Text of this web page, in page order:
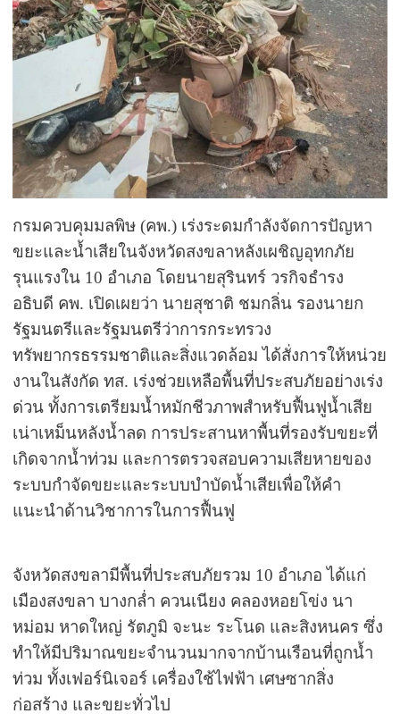
กรมควบคุมมลพิษ (คพ.) เร่งระดมกำลังจัดการปัญหา
ขยะและน้ำเสียในจังหวัดสงขลาหลังเผชิญอุทกภัย
รุนแรงใน 10 อำเภอ โดยนายสุรินทร์ วรกิจธำรง
อธิบดี คพ. เปิดเผยว่า นายสุชาติ ชมกลิ่น รองนายก
รัฐมนตรีและรัฐมนตรีว่าการกระทรวง
ทรัพยากรธรรมชาติและสิ่งแวดล้อม ได้สั่งการให้หน่วย
งานในสังกัด ทส. เร่งช่วยเหลือพื้นที่ประสบภัยอย่างเร่ง
ด่วน ทั้งการเตรียมน้ำหมักชีวภาพสำหรับฟื้นฟูน้ำเสีย
เน่าเหม็นหลังน้ำลด การประสานหาพื้นที่รองรับขยะที่
เกิดจากน้ำท่วม และการตรวจสอบความเสียหายของ
ระบบกำจัดขยะและระบบบำบัดน้ำเสียเพื่อให้คำ
แนะนำด้านวิชาการในการฟื้นฟู
จังหวัดสงขลามีพื้นที่ประสบภัยรวม 10 อำเภอ ได้แก่
เมืองสงขลา บางกล่ำ ควนเนียง คลองหอยโข่ง นา
หม่อม หาดใหญ่ รัตภูมิ จะนะ ระโนด และสิงหนคร ซึ่ง
ทำให้มีปริมาณขยะจำนวนมากจากบ้านเรือนที่ถูกน้ำ
ท่วม ทั้งเฟอร์นิเจอร์ เครื่องใช้ไฟฟ้า เศษซากสิ่ง
ก่อสร้าง และขยะทั่วไป